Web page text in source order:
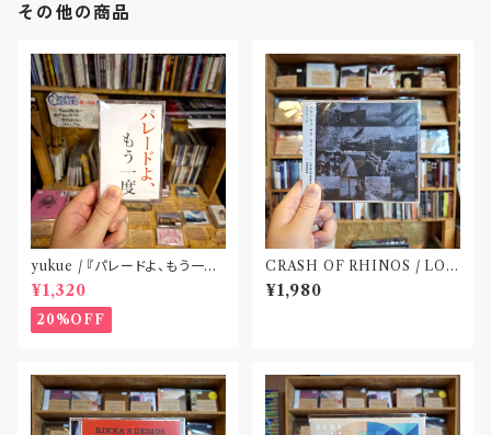
その他の商品
yukue / 『パレードよ、もう一度』
(TAPE)
¥1,320
20%OFF
CRASH OF RHINOS / LOG
BOOK(CD)
¥1,980